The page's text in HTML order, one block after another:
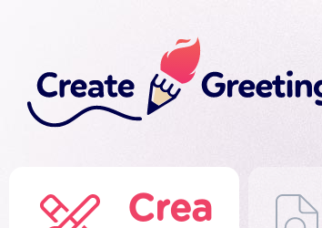
Crea